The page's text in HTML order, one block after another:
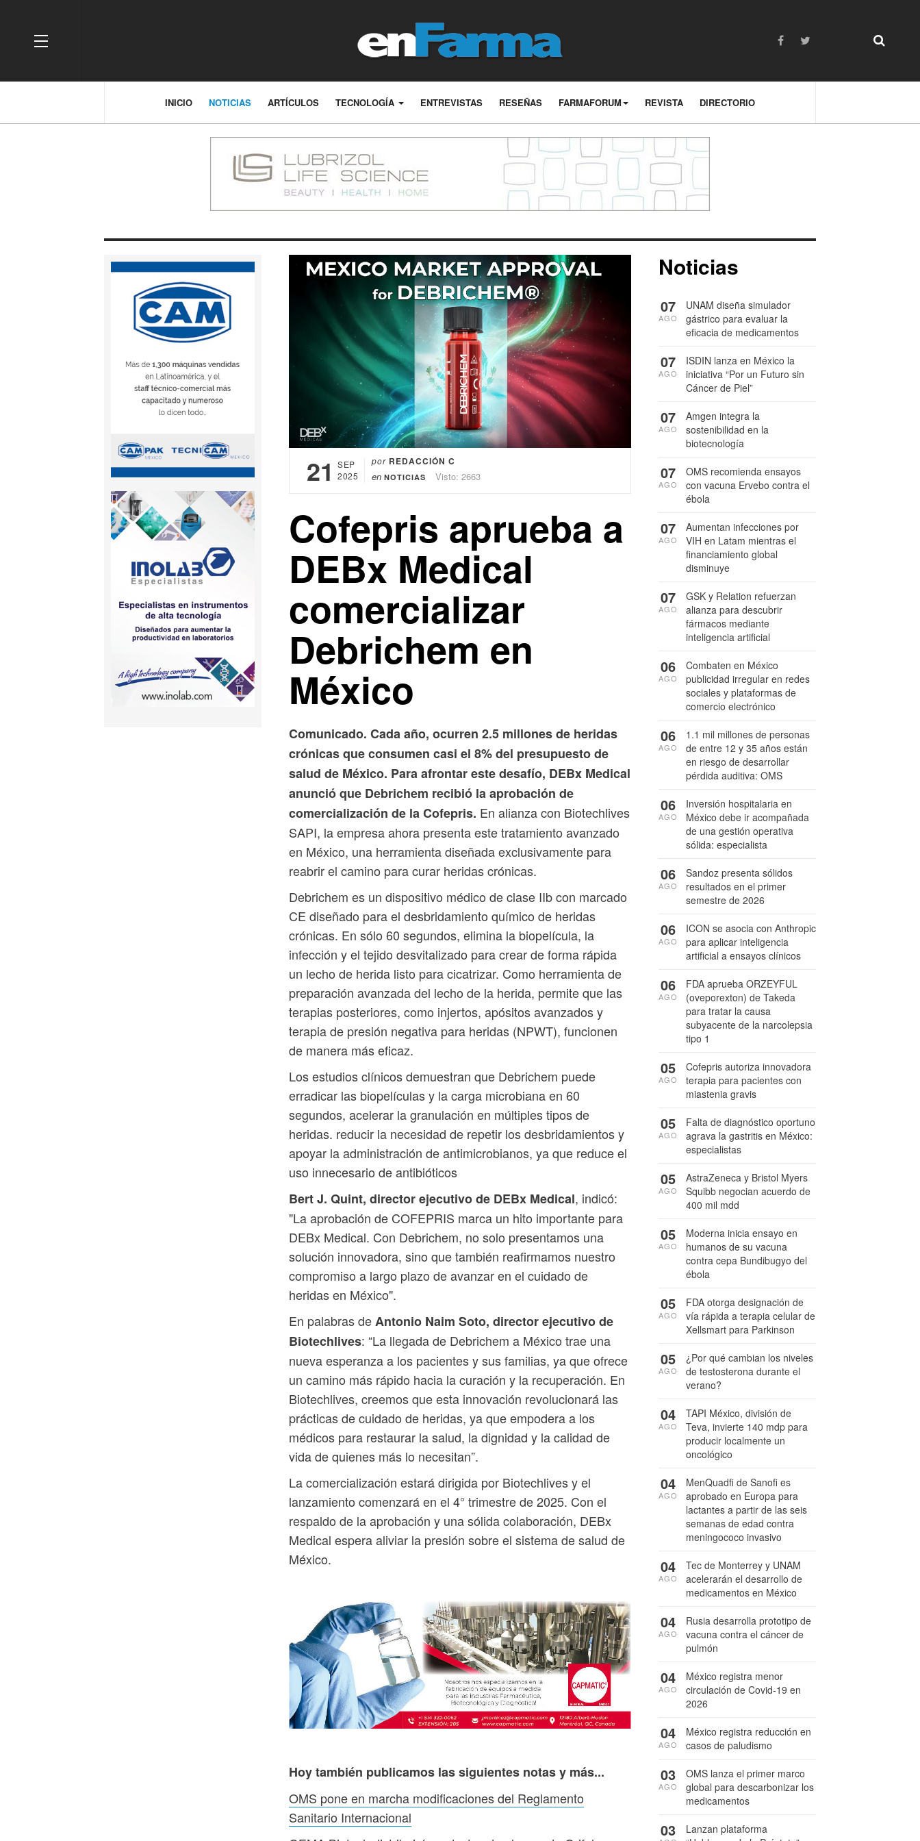
OFF CANVAS
INICIO NOTICIAS ARTÍCULOS TECNOLOGÍA ENTREVISTAS RESEÑAS FARMAFORUM REVISTA DIRECTORIO
21
SEP
2025
por REDACCIÓN C
en NOTICIAS Visto: 2663
Cofepris aprueba a
DEBx Medical
comercializar
Debrichem en
México
Comunicado. Cada año, ocurren 2.5 millones de heridas
crónicas que consumen casi el 8% del presupuesto de
salud de México. Para afrontar este desafío, DEBx Medical
anunció que Debrichem recibió la aprobación de
comercialización de la Cofepris. En alianza con Biotechlives
SAPI, la empresa ahora presenta este tratamiento avanzado
en México, una herramienta diseñada exclusivamente para
reabrir el camino para curar heridas crónicas.
Debrichem es un dispositivo médico de clase IIb con marcado
CE diseñado para el desbridamiento químico de heridas
crónicas. En sólo 60 segundos, elimina la biopelícula, la
infección y el tejido desvitalizado para crear de forma rápida
un lecho de herida listo para cicatrizar. Como herramienta de
preparación avanzada del lecho de la herida, permite que las
terapias posteriores, como injertos, apósitos avanzados y
terapia de presión negativa para heridas (NPWT), funcionen
de manera más eficaz.
Los estudios clínicos demuestran que Debrichem puede
erradicar las biopelículas y la carga microbiana en 60
segundos, acelerar la granulación en múltiples tipos de
heridas. reducir la necesidad de repetir los desbridamientos y
apoyar la administración de antimicrobianos, ya que reduce el
uso innecesario de antibióticos
Bert J. Quint, director ejecutivo de DEBx Medical, indicó:
"La aprobación de COFEPRIS marca un hito importante para
DEBx Medical. Con Debrichem, no solo presentamos una
solución innovadora, sino que también reafirmamos nuestro
compromiso a largo plazo de avanzar en el cuidado de
heridas en México".
En palabras deAntonio Naim Soto, director ejecutivo de
Biotechlives: “La llegada de Debrichem a México trae una
nueva esperanza a los pacientes y sus familias, ya que ofrece
un camino más rápido hacia la curación y la recuperación. En
Biotechlives, creemos que esta innovación revolucionará las
prácticas de cuidado de heridas, ya que empodera a los
médicos para restaurar la salud, la dignidad y la calidad de
vida de quienes más lo necesitan”.
La comercialización estará dirigida por Biotechlives y el
lanzamiento comenzará en el 4° trimestre de 2025. Con el
respaldo de la aprobación y una sólida colaboración, DEBx
Medical espera aliviar la presión sobre el sistema de salud de
México.
Hoy también publicamos las siguientes notas y más...
OMS pone en marcha modificaciones del Reglamento
Sanitario Internacional
Noticias
UNAM diseña simulador
gástrico para evaluar la
eficacia de medicamentos
07
AGO
ISDIN lanza en México la
iniciativa “Por un Futuro sin
Cáncer de Piel”
07
AGO
Amgen integra la
sostenibilidad en la
biotecnología
07
AGO
OMS recomienda ensayos
con vacuna Ervebo contra el
ébola
07
AGO
Aumentan infecciones por
VIH en Latam mientras el
financiamiento global
disminuye
07
AGO
GSK y Relation refuerzan
alianza para descubrir
fármacos mediante
inteligencia artificial
07
AGO
Combaten en México
publicidad irregular en redes
sociales y plataformas de
comercio electrónico
06
AGO
1.1 mil millones de personas
de entre 12 y 35 años están
en riesgo de desarrollar
pérdida auditiva: OMS
06
AGO
Inversión hospitalaria en
México debe ir acompañada
de una gestión operativa
sólida: especialista
06
AGO
Sandoz presenta sólidos
resultados en el primer
semestre de 2026
06
AGO
ICON se asocia con Anthropic
para aplicar inteligencia
artificial a ensayos clínicos
06
AGO
FDA aprueba ORZEYFUL
(oveporexton) de Takeda
para tratar la causa
subyacente de la narcolepsia
tipo 1
06
AGO
Cofepris autoriza innovadora
terapia para pacientes con
miastenia gravis
05
AGO
Falta de diagnóstico oportuno
agrava la gastritis en México:
especialistas
05
AGO
AstraZeneca y Bristol Myers
Squibb negocian acuerdo de
400 mil mdd
05
AGO
Moderna inicia ensayo en
humanos de su vacuna
contra cepa Bundibugyo del
ébola
05
AGO
FDA otorga designación de
vía rápida a terapia celular de
Xellsmart para Parkinson
05
AGO
¿Por qué cambian los niveles
de testosterona durante el
verano?
05
AGO
TAPI México, división de
Teva, invierte 140 mdp para
producir localmente un
oncológico
04
AGO
MenQuadfi de Sanofi es
aprobado en Europa para
lactantes a partir de las seis
semanas de edad contra
meningococo invasivo
04
AGO
Tec de Monterrey y UNAM
acelerarán el desarrollo de
medicamentos en México
04
AGO
Rusia desarrolla prototipo de
vacuna contra el cáncer de
pulmón
04
AGO
México registra menor
circulación de Covid-19 en
2026
04
AGO
México registra reducción en
casos de paludismo
04
AGO
OMS lanza el primer marco
global para descarbonizar los
medicamentos
03
AGO
Lanzan plataforma
03